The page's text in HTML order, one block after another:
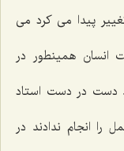
پیدا می کرد می
انسان همینطور در
دست در دست استاد
را انجام ندادند در